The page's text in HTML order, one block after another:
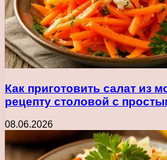
Как приготовить салат из
рецепту столовой с
08.06.2026